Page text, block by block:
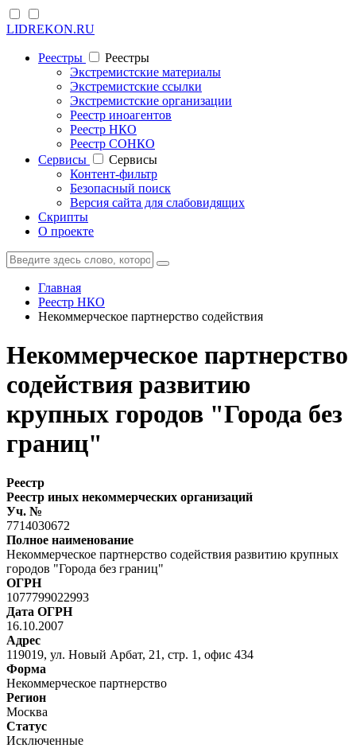
LIDREKON.RU
Реестры
Реестры
Экстремистские материалы
Экстремистские ссылки
Экстремистские организации
Реестр иноагентов
Реестр НКО
Реестр СОНКО
Cервисы
Cервисы
Контент-фильтр
Безопасный поиск
Версия сайта для слабовидящих
Скрипты
О проекте
Главная
Реестр НКО
Некоммерческое партнерство содействия
Некоммерческое партнерство
содействия развитию
крупных городов "Города без
границ"
Реестр
Реестр иных некоммерческих организаций
Уч. №
7714030672
Полное наименование
Некоммерческое партнерство содействия развитию крупных
городов "Города без границ"
ОГРН
1077799022993
Дата ОГРН
16.10.2007
Адрес
119019, ул. Новый Арбат, 21, стр. 1, офис 434
Форма
Некоммерческое партнерство
Регион
Москва
Статус
Исключенные